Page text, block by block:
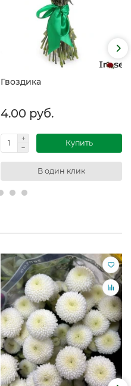
Гвоздика
4.00 руб.
Купить
В один клик